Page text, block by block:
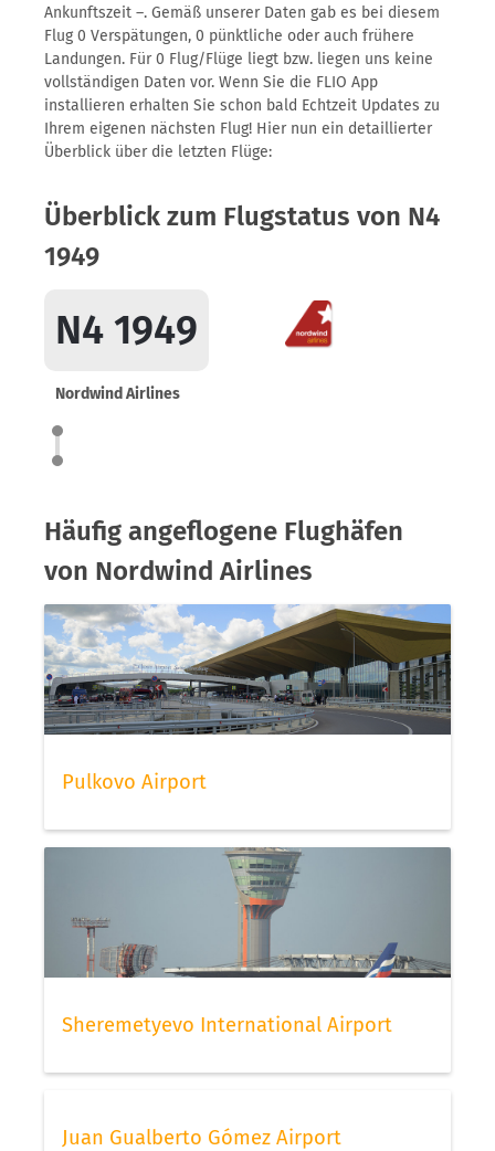
Ankunftszeit –. Gemäß unserer Daten gab es bei diesem
Flug 0 Verspätungen, 0 pünktliche oder auch frühere
Landungen. Für 0 Flug/Flüge liegt bzw. liegen uns keine
vollständigen Daten vor. Wenn Sie die FLIO App
installieren erhalten Sie schon bald Echtzeit Updates zu
Ihrem eigenen nächsten Flug! Hier nun ein detaillierter
Überblick über die letzten Flüge:
Überblick zum Flugstatus von N4
1949
N4 1949
Nordwind Airlines
Häufig angeflogene Flughäfen
von Nordwind Airlines
Pulkovo Airport
Sheremetyevo International Airport
Juan Gualberto Gómez Airport